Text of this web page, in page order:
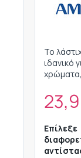
Το
ιδανικό
χρώματα,
Επίλεξε